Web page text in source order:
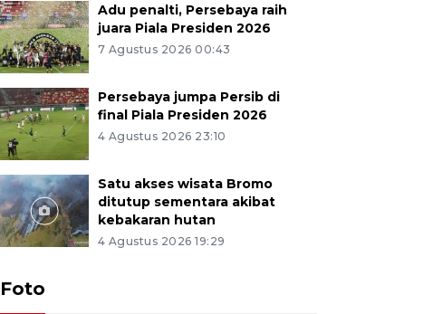
Adu penalti, Persebaya raih
juara Piala Presiden 2026
7 Agustus 2026 00:43
Persebaya jumpa Persib di
final Piala Presiden 2026
4 Agustus 2026 23:10
Satu akses wisata Bromo
ditutup sementara akibat
kebakaran hutan
4 Agustus 2026 19:29
Foto